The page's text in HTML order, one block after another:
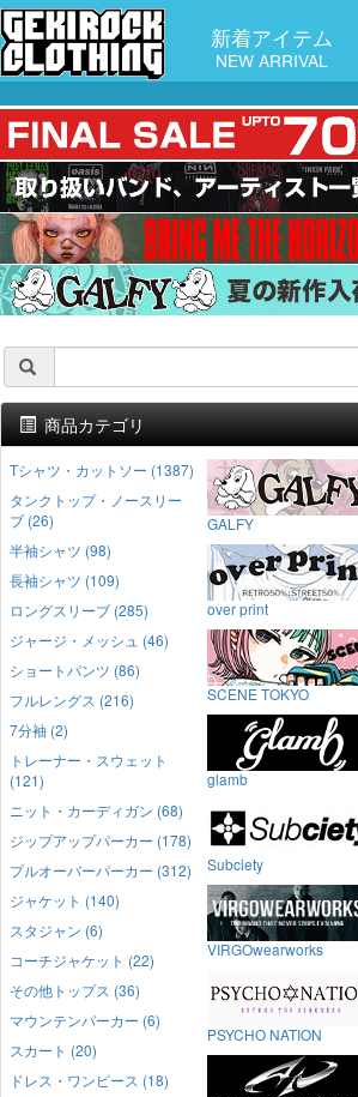
新着アイテム
NEW ARRIVAL
商品カテゴリ
Tシャツ・カットソー (1387)
タンクトップ・ノースリー
ブ (26)
半袖シャツ (98)
長袖シャツ (109)
ロングスリーブ (285)
ジャージ・メッシュ (46)
ショートパンツ (86)
フルレングス (216)
7分袖 (2)
トレーナー・スウェット
(121)
ニット・カーディガン (68)
ジップアップパーカー (178)
プルオーバーパーカー (312)
ジャケット (140)
スタジャン (6)
コーチジャケット (22)
その他トップス (36)
マウンテンパーカー (6)
スカート (20)
ドレス・ワンピース (18)
GALFY
over print
SCENE TOKYO
glamb
Subciety
VIRGOwearworks
PSYCHO NATION